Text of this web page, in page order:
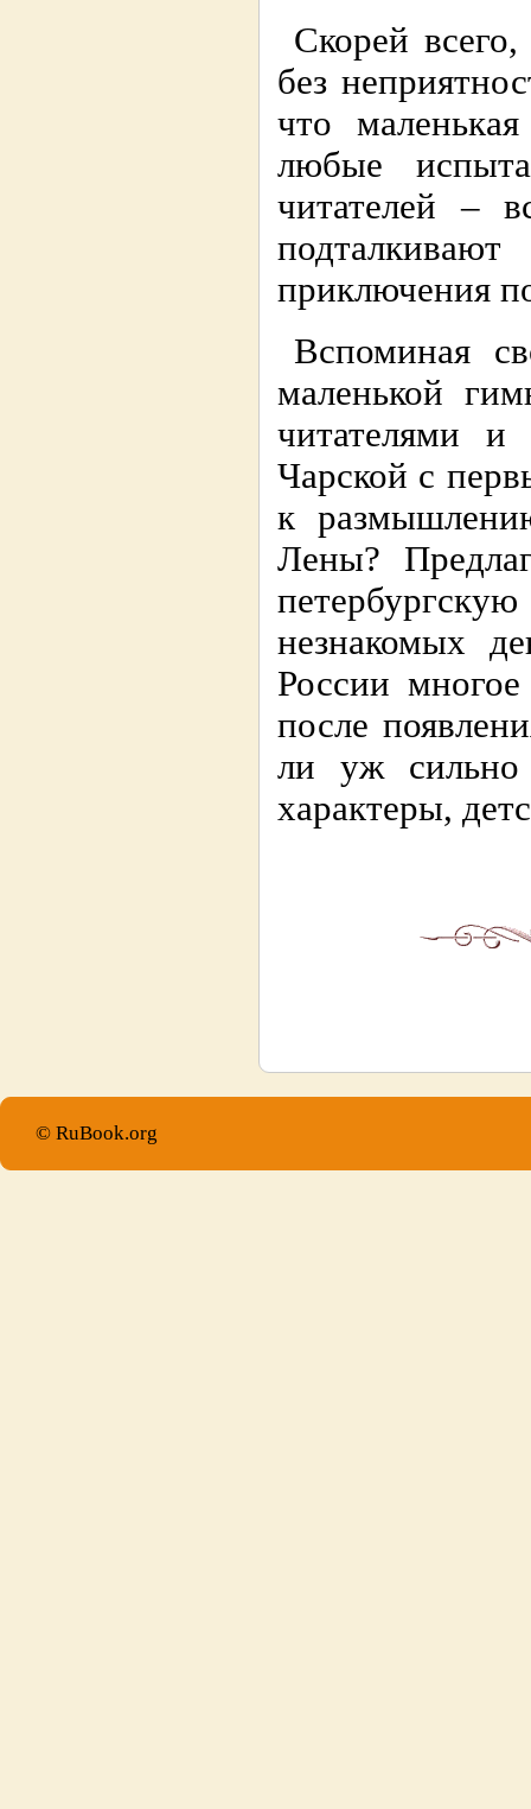
Скорей
без
что
любые
читателей –
приключения
Вспоминая
маленькой
читателями
Чарской с
к
Лены?
незнакомых
России
после
ли уж сильно
характеры,
© RuBook.org